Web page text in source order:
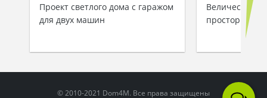
Проект светлого дома с гаражом
для двух машин
просторной
© 2010-2021 Dom4M. Все права защищены